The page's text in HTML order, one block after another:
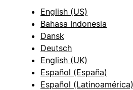
English (US)
Bahasa Indonesia
Dansk
Deutsch
English (UK)
Español (España)
Español (Latinoamérica)